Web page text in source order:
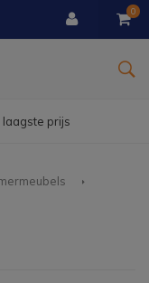
0
€ 150